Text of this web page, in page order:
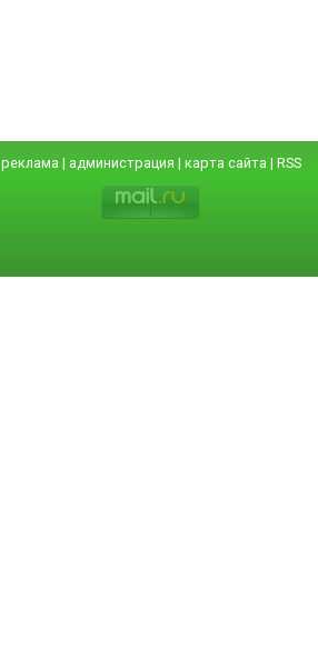
реклама | администрация | карта сайта | RSS